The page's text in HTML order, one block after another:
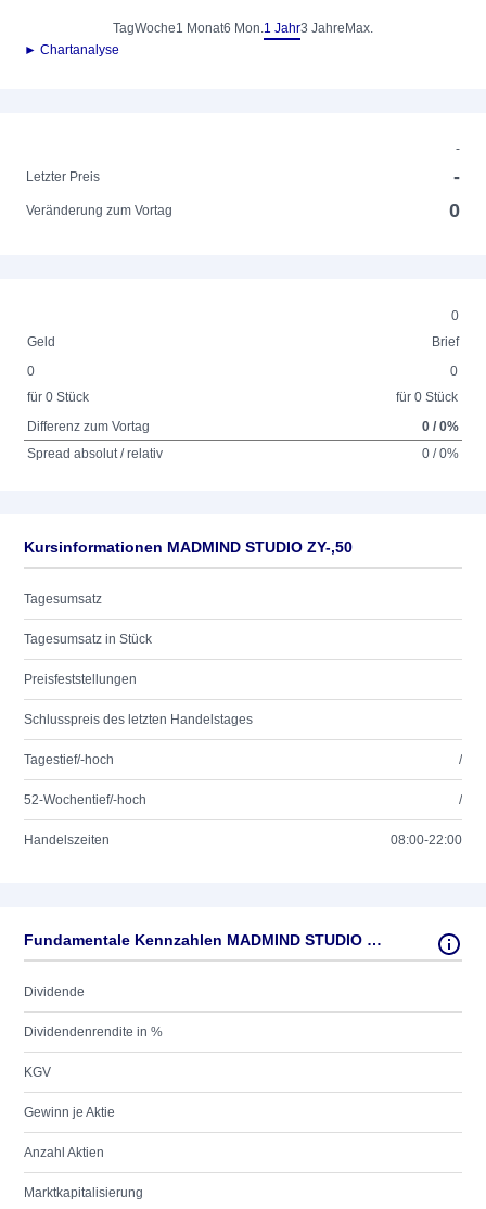
TagWoche1 Monat6 Mon.1 Jahr3 Jahre Max.
► Chartanalyse
-
Letzter Preis
-
Veränderung zum Vortag 0
0
Geld
Brief
0
für 0 Stück
0
für 0 Stück
Differenz zum Vortag
0 / 0%
Spread absolut / relativ
0 / 0%
Kursinformationen MADMIND STUDIO ZY-,50
Tagesumsatz
Tagesumsatz in Stück
Preisfeststellungen
Schlusspreis des letzten Handelstages
Tagestief/-hoch /
52-Wochentief/-hoch /
Handelszeiten 08:00-22:00
Fundamentale Kennzahlen MADMIND STUDIO ZY-,50
Dividende
Dividendenrendite in %
KGV
Gewinn je Aktie
Anzahl Aktien
Marktkapitalisierung